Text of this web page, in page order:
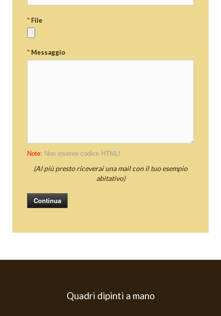
* File
* Messaggio
Note: Non inserire codice HTML!
(Al più presto riceverai una mail con il tuo esempio
abitativo)
Continua
Quadri dipinti a mano